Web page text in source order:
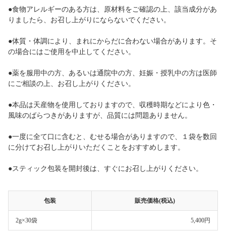
●食物アレルギーのある方は、原材料をご確認の上、該当成分があ
りましたら、お召し上がりにならないでください。
●体質・体調により、まれにからだに合わない場合があります。そ
の場合にはご使用を中止してください。
●薬を服用中の方、あるいは通院中の方、妊娠・授乳中の方は医師
にご相談の上、お召し上がりください。
●本品は天産物を使用しておりますので、収穫時期などにより色・
風味のばらつきがありますが、品質には問題ありません。
●一度に全て口に含むと、むせる場合がありますので、１袋を数回
に分けてお召し上がりいただくことをおすすめします。
●スティック包装を開封後は、すぐにお召し上がりください。
包装 販売価格(税込)
2g×30袋 5,400円